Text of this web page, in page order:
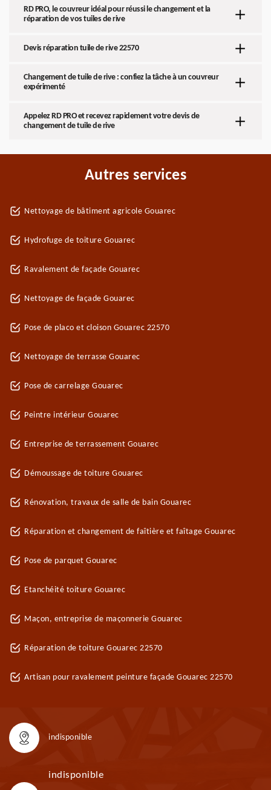
RD PRO, le couvreur idéal pour réussi le changement et la
réparation de vos tuiles de rive
Devis réparation tuile de rive 22570
Changement de tuile de rive : confiez la tâche à un couvreur
expérimenté
Appelez RD PRO et recevez rapidement votre devis de
changement de tuile de rive
Autres services
Nettoyage de bâtiment agricole Gouarec
Hydrofuge de toiture Gouarec
Ravalement de façade Gouarec
Nettoyage de façade Gouarec
Pose de placo et cloison Gouarec 22570
Nettoyage de terrasse Gouarec
Pose de carrelage Gouarec
Peintre intérieur Gouarec
Entreprise de terrassement Gouarec
Démoussage de toiture Gouarec
Rénovation, travaux de salle de bain Gouarec
Réparation et changement de faîtière et faîtage Gouarec
Pose de parquet Gouarec
Etanchéité toiture Gouarec
Maçon, entreprise de maçonnerie Gouarec
Réparation de toiture Gouarec 22570
Artisan pour ravalement peinture façade Gouarec 22570
indisponible
indisponible